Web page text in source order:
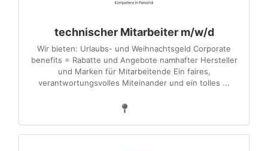
technischer Mitarbeiter m/w/d
Wir bieten: Urlaubs- und Weihnachtsgeld Corporate
benefits = Rabatte und Angebote namhafter Hersteller
und Marken für Mitarbeitende Ein faires,
verantwortungsvolles Miteinander und ein tolles ...